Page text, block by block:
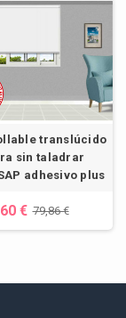
translúcido
sin taladrar
adhesivo plus
€ 79,86 €